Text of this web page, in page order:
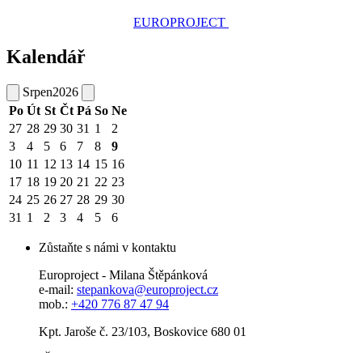
EUROPROJECT
Kalendář
Srpen2026
Po Út St Čt Pá So Ne
27 28 29 30 31 1
2
3
4 5 6 7 8
9
10 11 12 13 14 15 16
17 18 19 20 21 22 23
24 25 26 27 28 29 30
31 1 2 3 4 5 6
Zůstaňte s námi v kontaktu
Europroject - Milana Štěpánková
e-mail: stepankova@europroject.cz
mob.: +420 776 87 47 94
Kpt. Jaroše č. 23/103, Boskovice 680 01